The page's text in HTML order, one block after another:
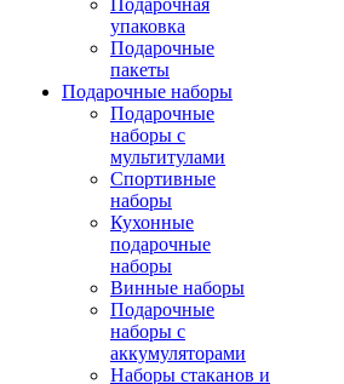
Подарочная
упаковка
Подарочные
пакеты
Подарочные наборы
Подарочные
наборы с
мультитулами
Спортивные
наборы
Кухонные
подарочные
наборы
Винные наборы
Подарочные
наборы с
аккумуляторами
Наборы стаканов и